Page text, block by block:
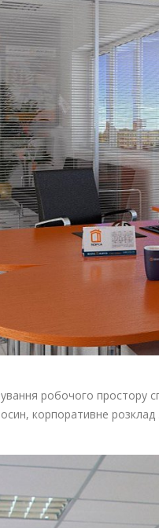
робочого простору
корпоративне